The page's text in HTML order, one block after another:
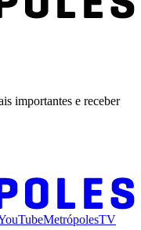
importantes e receber
MetrópolesTV